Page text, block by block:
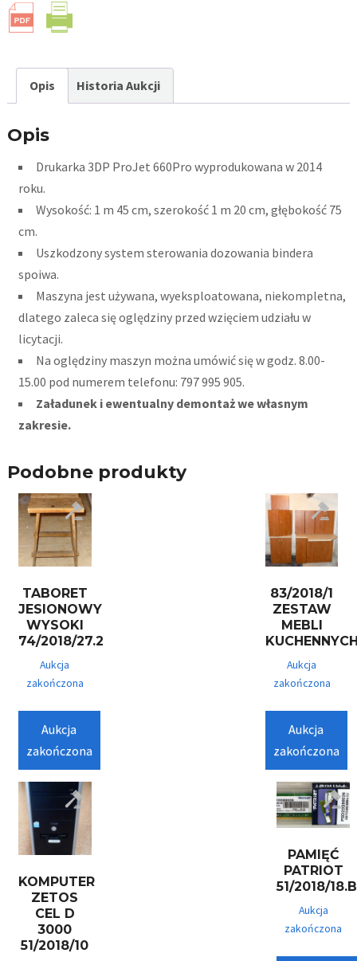
Opis Historia Aukcji
Opis
Drukarka 3DP ProJet 660Pro wyprodukowana w 2014
roku.
Wysokość: 1 m 45 cm, szerokość 1 m 20 cm, głębokość 75
cm.
Uszkodzony system sterowania dozowania bindera
spoiwa.
Maszyna jest używana, wyeksploatowana, niekompletna,
dlatego zaleca się oględziny przed wzięciem udziału w
licytacji.
Na oględziny maszyn można umówić się w godz. 8.00-
15.00 pod numerem telefonu: 797 995 905.
Załadunek i ewentualny demontaż we własnym
zakresie.
Podobne produkty
TABORET
JESIONOWY
WYSOKI
74/2018/27.2
Aukcja
zakończona
Aukcja
zakończona
83/2018/1
ZESTAW
MEBLI
Aukcja
zakończona
Aukcja
zakończona
KOMPUTER
ZETOS
CEL D
3000
51/2018/10
PAMIĘĆ
PATRIOT
51/2018/18.B
Aukcja
zakończona